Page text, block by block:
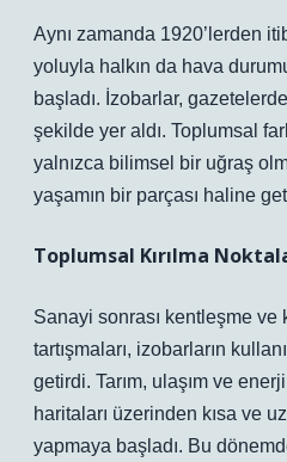
Aynı zamanda 1920’lerden
yoluyla halkın da hava
başladı. İzobarlar,
şekilde yer aldı. Toplumsal
yalnızca bilimsel bir uğraş
yaşamın bir parçası haline
Toplumsal Kırılma
Sanayi sonrası kentleşme
tartışmaları, izobarların
getirdi. Tarım, ulaşım ve
haritaları üzerinden kısa ve
yapmaya başladı. Bu